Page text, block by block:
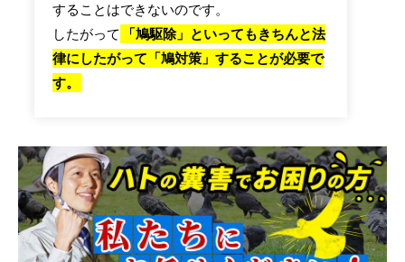
することはできないのです。
したがって
「鳩駆除」といってもきちんと法
律にしたがって「鳩対策」することが必要で
す。